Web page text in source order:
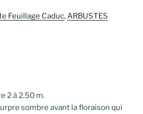
Feuillage Caduc,ARBUSTES
2 à 2.50 m.
sombre avant la floraison qui